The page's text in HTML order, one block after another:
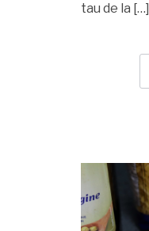
tau de la […]